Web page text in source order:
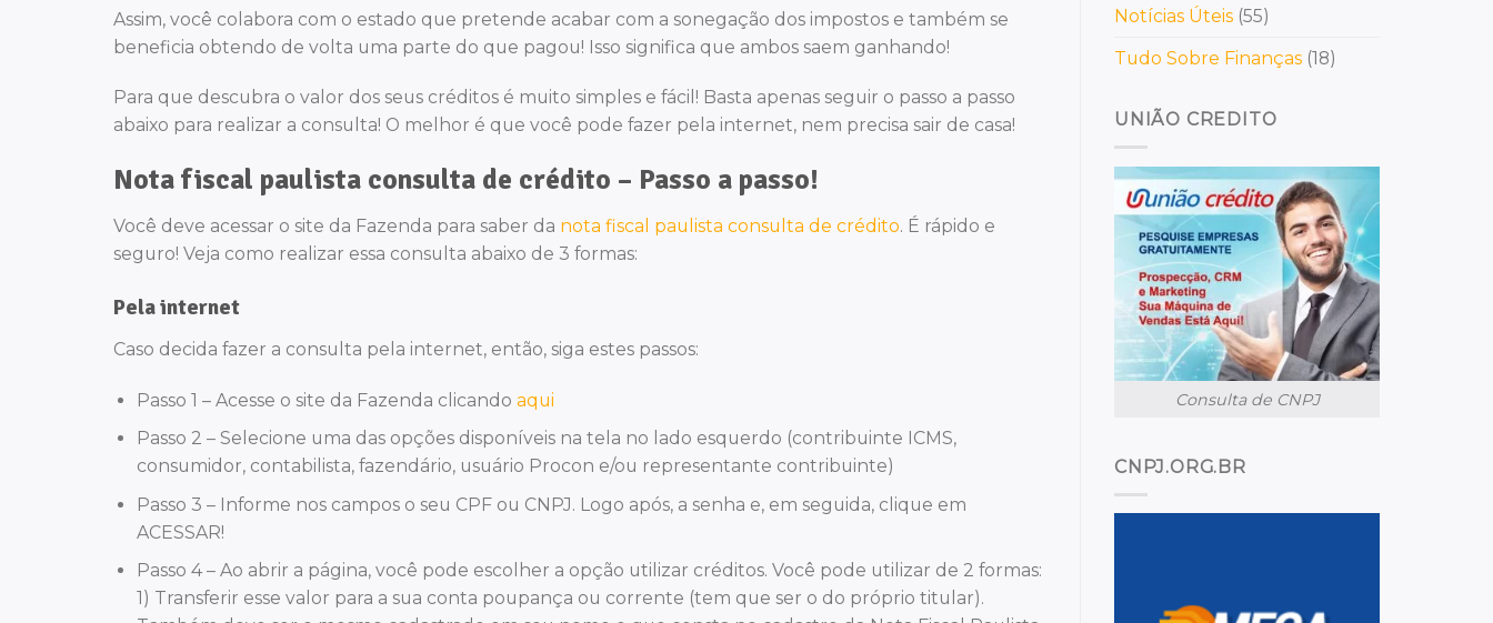
Assim, você colabora com o estado que pretende acabar com a sonegação dos impostos e também se
beneficia obtendo de volta uma parte do que pagou! Isso significa que ambos saem ganhando!
Para que descubra o valor dos seus créditos é muito simples e fácil! Basta apenas seguir o passo a passo
abaixo para realizar a consulta! O melhor é que você pode fazer pela internet, nem precisa sair de casa!
Nota fiscal paulista consulta de crédito – Passo a passo!
Você deve acessar o site da Fazenda para saber da nota fiscal paulista consulta de crédito. É rápido e
seguro! Veja como realizar essa consulta abaixo de 3 formas:
Pela internet
Caso decida fazer a consulta pela internet, então, siga estes passos:
Passo 1 – Acesse o site da Fazenda clicando aqui
Passo 2 – Selecione uma das opções disponíveis na tela no lado esquerdo (contribuinte ICMS,
consumidor, contabilista, fazendário, usuário Procon e/ou representante contribuinte)
Passo 3 – Informe nos campos o seu CPF ou CNPJ. Logo após, a senha e, em seguida, clique em
ACESSAR!
Passo 4 – Ao abrir a página, você pode escolher a opção utilizar créditos. Você pode utilizar de 2 formas:
1) Transferir esse valor para a sua conta poupança ou corrente (tem que ser o do próprio titular).
Notícias Úteis (55)
Tudo Sobre Finanças (18)
UNIÃO CREDITO
Consulta de CNPJ
CNPJ.ORG.BR